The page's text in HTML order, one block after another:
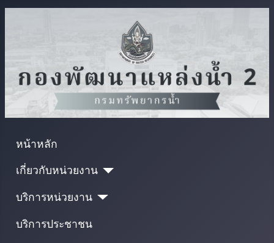
หน้าหลัก
เกี่ยวกับหน่วยงาน
บริการหน่วยงาน
บริการประชาชน